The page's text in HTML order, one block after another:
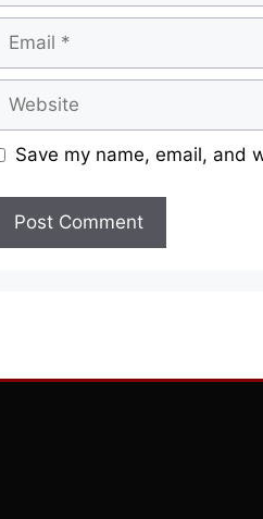
Email
Website
Save my name, email, and